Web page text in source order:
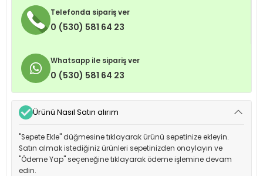
Telefonda sipariş ver
0 (530) 581 64 23
Whatsapp ile sipariş ver
0 (530) 581 64 23
Ürünü Nasıl Satın alırım
"Sepete Ekle" düğmesine tıklayarak ürünü sepetinize ekleyin.
Satın almak istediğiniz ürünleri sepetinizden onaylayın ve
"Ödeme Yap" seçeneğine tıklayarak ödeme işlemine devam
edin.